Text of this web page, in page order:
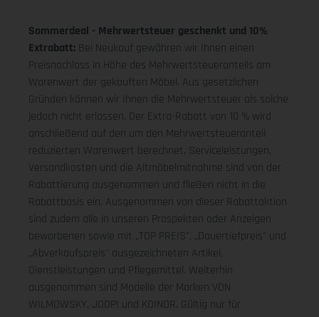
Sommerdeal - Mehrwertsteuer geschenkt und 10%
Extrabatt: Bei Neukauf gewähren wir Ihnen einen
Preisnachlass in Höhe des Mehrwertsteueranteils am
Warenwert der gekauften Möbel. Aus gesetzlichen
Gründen können wir Ihnen die Mehrwertsteuer als solche
jedoch nicht erlassen. Der Extra-Rabatt von 10 % wird
anschließend auf den um den Mehrwertsteueranteil
reduzierten Warenwert berechnet. Serviceleistungen,
Versandkosten und die Altmöbelmitnahme sind von der
Rabattierung ausgenommen und fließen nicht in die
Rabattbasis ein. Ausgenommen von dieser Rabattaktion
sind zudem alle in unseren Prospekten oder Anzeigen
beworbenen sowie mit „TOP PREIS", „Dauertiefpreis" und
„Abverkaufspreis" ausgezeichneten Artikel,
Dienstleistungen und Pflegemittel. Weiterhin
ausgenommen sind Modelle der Marken VON
WILMOWSKY, JOOP! und KOINOR. Gültig nur für